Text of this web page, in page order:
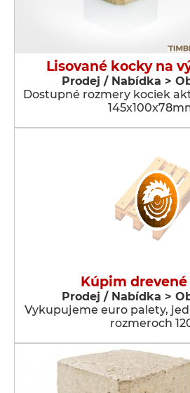
Lisované kocky na
Prodej / Nabídka >
Dostupné rozmery kociek
Kúpim
Prodej / Nabídka >
Vykupujeme euro palety,
rozmeroch